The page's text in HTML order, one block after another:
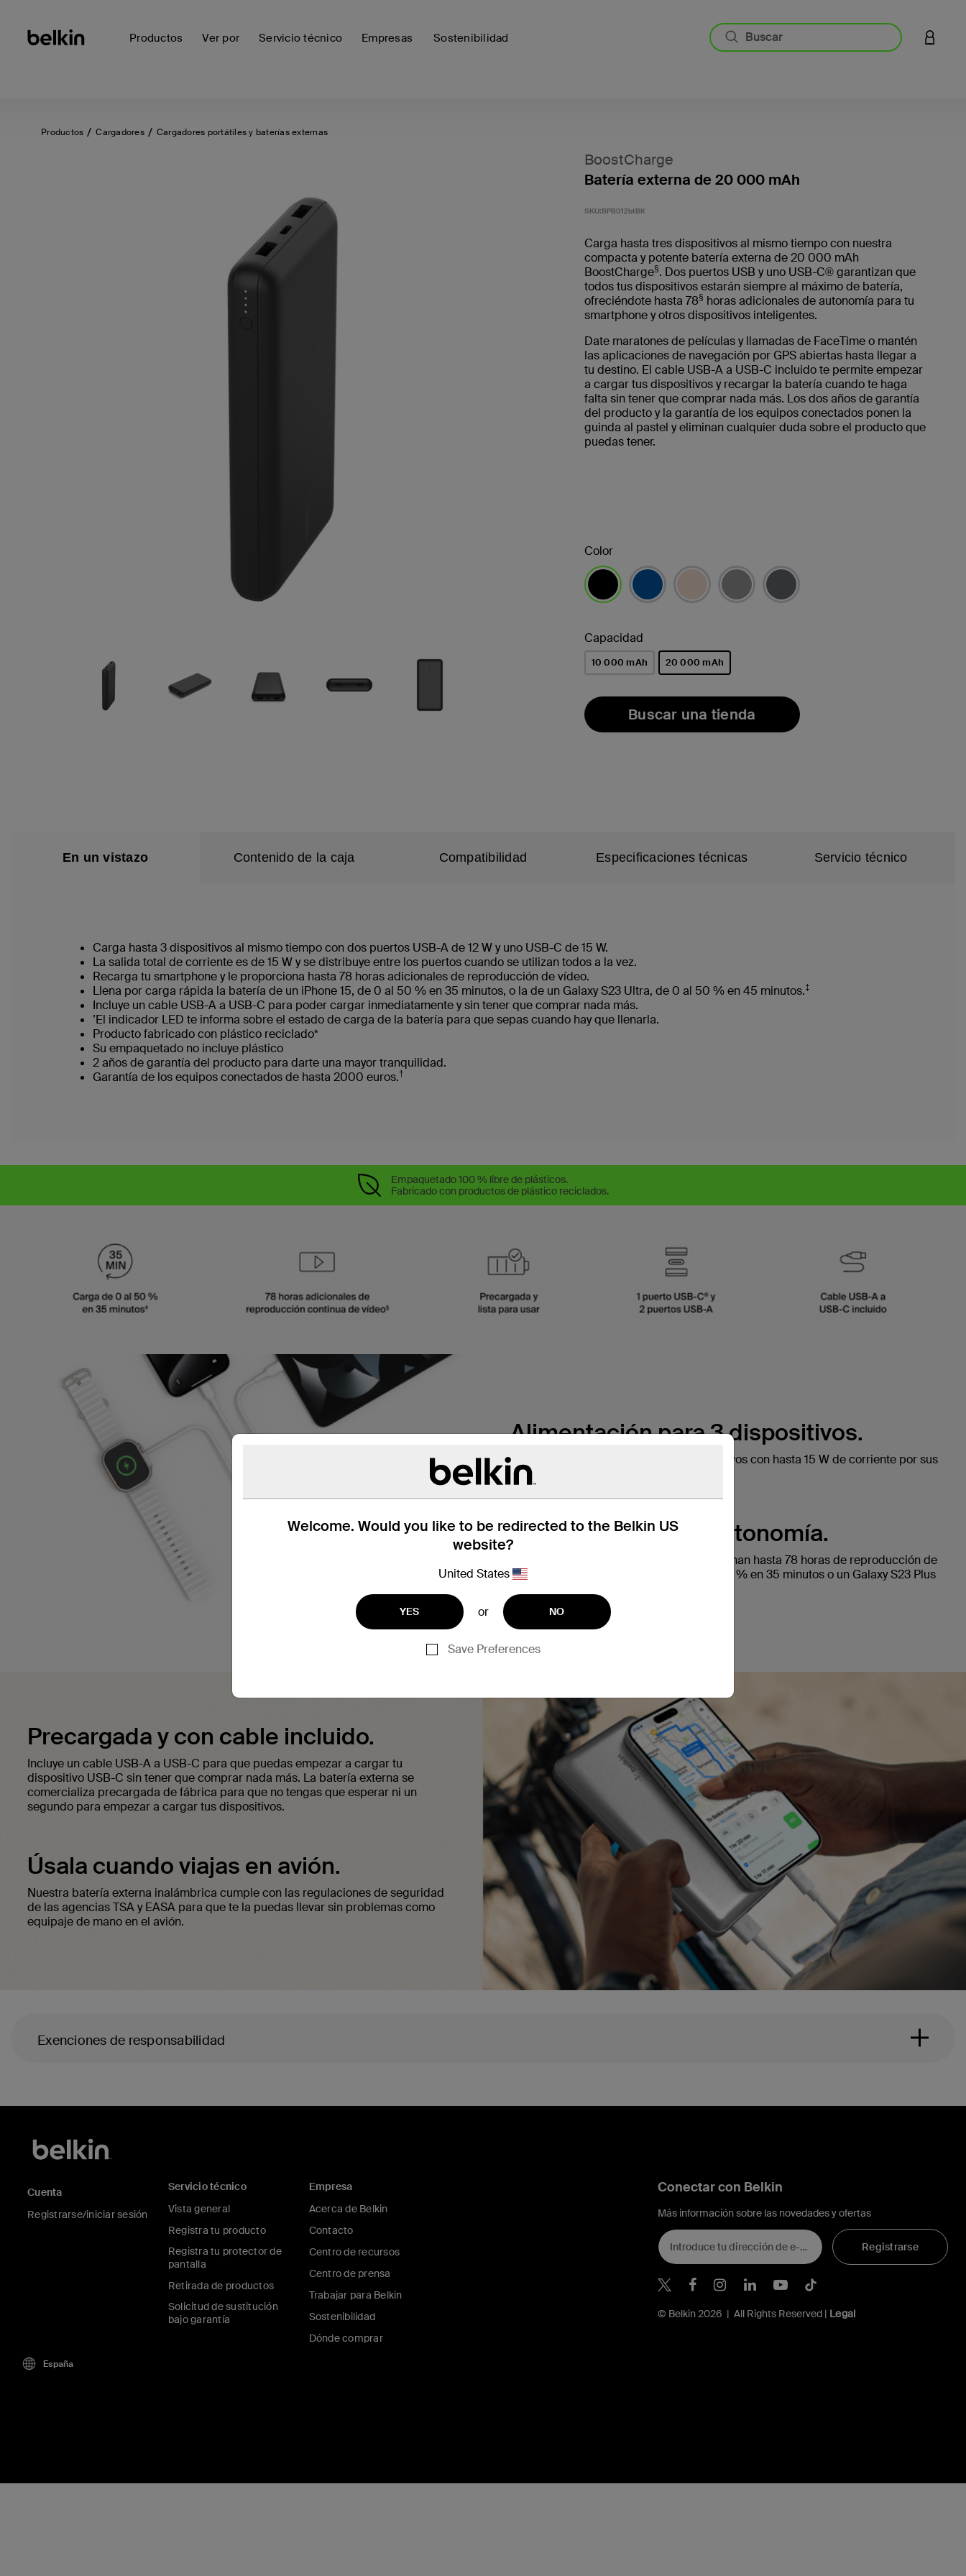
Productos Ver por Servicio técnico Empresas Sostenibilidad
Welcome. Would you like to be redirected to the Belkin US
website?
United States
YES or NO
Save Preferences
Productos Cargadores Cargadores portátiles y baterías externas
BoostCharge
Batería externa de 20 000 mAh
SKU:BPB012btBK
Carga hasta tres dispositivos al mismo tiempo con nuestra
compacta y potente batería externa de 20 000 mAh
BoostCharge§. Dos puertos USB y uno USB-C® garantizan que
todos tus dispositivos estarán siempre al máximo de batería,
ofreciéndote hasta 78§ horas adicionales de autonomía para tu
smartphone y otros dispositivos inteligentes.
Date maratones de películas y llamadas de FaceTime o mantén
las aplicaciones de navegación por GPS abiertas hasta llegar a
tu destino. El cable USB-A a USB-C incluido te permite empezar
a cargar tus dispositivos y recargar la batería cuando te haga
falta sin tener que comprar nada más. Los dos años de garantía
del producto y la garantía de los equipos conectados ponen la
guinda al pastel y eliminan cualquier duda sobre el producto que
puedas tener.
Color
Capacidad
10 000 mAh 20 000 mAh
Buscar una tienda
En un vistazo Contenido de la caja Compatibilidad Especificaciones técnicas Servicio técnico
Carga hasta 3 dispositivos al mismo tiempo con dos puertos USB-A de 12 W y uno USB-C de 15 W.
La salida total de corriente es de 15 W y se distribuye entre los puertos cuando se utilizan todos a la vez.
Recarga tu smartphone y le proporciona hasta 78 horas adicionales de reproducción de vídeo.
‌Llena por carga rápida la batería de un iPhone 15, de 0 al 50 % en 35 minutos, o la de un Galaxy S23 Ultra, de 0 al 50 % en 45 minutos.‡
Incluye un cable USB-A a USB-C para poder cargar inmediatamente y sin tener que comprar nada más.
’El indicador LED te informa sobre el estado de carga de la batería para que sepas cuando hay que llenarla.
Producto fabricado con plástico reciclado*
Su empaquetado no incluye plástico
2 años de garantía del producto para darte una mayor tranquilidad.
Garantía de los equipos conectados de hasta 2000 euros.†
Empaquetado 100 % libre de plásticos.
Fabricado con productos de plástico reciclados.
Alimentación para 3 dispositivos.
Carga tu smartphone y otros dos dispositivos con hasta 15 W de corriente por sus
dos puertos USB-A y el puerto USB-C.
Hasta 78 horas de autonomía.
Los 20 000 mAh de capacidad proporcionan hasta 78 horas de reproducción de
vídeo
. Carga un iPhone 15 Pro del 0 al 50 % en 35 minutos o un Galaxy S23 Plus
Precargada y con cable incluido.
Incluye un cable USB-A a USB-C para que puedas empezar a cargar tu
dispositivo USB-C sin tener que comprar nada más. La batería externa se
comercializa precargada de fábrica para que no tengas que esperar ni un
segundo para empezar a cargar tus dispositivos.
Úsala cuando viajas en avión.
Nuestra batería externa inalámbrica cumple con las regulaciones de seguridad
de las agencias TSA y EASA para que te la puedas llevar sin problemas como
equipaje de mano en el avión.
Exenciones de responsabilidad
Cuenta
Registrarse/iniciar sesión
Servicio técnico
Vista general
Registra tu producto
Registra tu protector de
pantalla
Retirada de productos
Solicitud de sustitución
bajo garantía
Empresa
Acerca de Belkin
Contacto
Centro de recursos
Centro de prensa
Trabajar para Belkin
Sostenibilidad
Dónde comprar
Conectar con Belkin
Más información sobre las novedades y ofertas
Registrarse
Belkin Twitter
© Belkin 2026 | All Rights Reserved | Legal
España